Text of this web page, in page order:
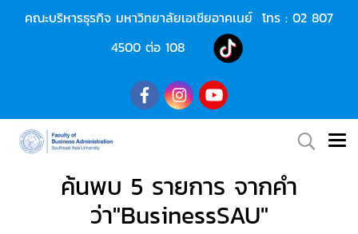
คณะบริหารธุรกิจ มหาวิทยาลัยเอเชียอาคเนย์ โทร : 02 807
4500ต่อ 108
ค้นพบ 5 รายการ จากคำ
ว่า"BusinessSAU"